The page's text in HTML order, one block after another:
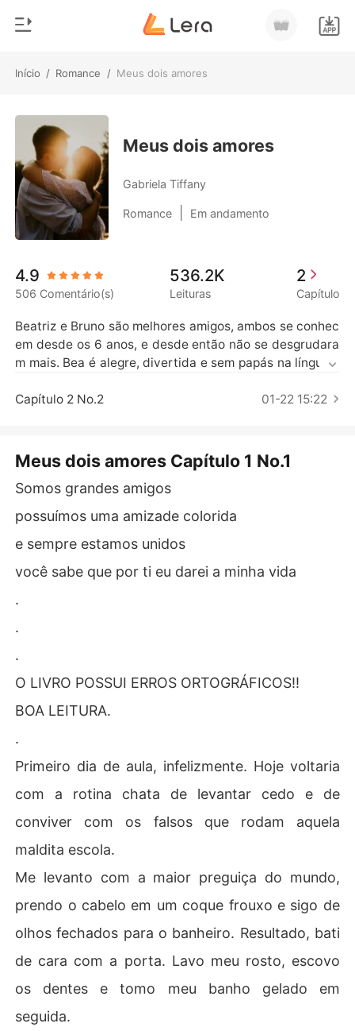
Início / Romance / Meus dois amores
Loja
Histórico
Sair
Baixar App
Gênero
Moderno
Lobisomem
Contos
Bilionários
Contos Curtos
Meus dois amores
Gabriela Tiffany
Romance Em andamento
4.9
506 Comentário(s)
536.2K
Leituras
2
Capítulo
Beatriz e Bruno são melhores amigos, ambos se conhec
em desde os 6 anos, e desde então não se desgrudara
m mais. Bea é alegre, divertida e sem papás na línguas.
Bea e Bruno são amigos íntimos, trocam de roupa na fre
e ficar ao mesmo tempo, como uma espécie de amizad
e colorida entre eles.
Só que Bea não poderá contar nada para ninguém e o p
rincipal.. jamais confundir seus sentimentos. será mesm
o que isso vai acontecer?
Capítulo 2 No.2 01-22 15:22
Meus dois amores Capítulo 1 No.1
Somos grandes amigos
possuímos uma amizade colorida
e sempre estamos unidos
você sabe que por ti eu darei a minha vida
.
.
.
O LIVRO POSSUI ERROS ORTOGRÁFICOS!!
BOA LEITURA.
.
Primeiro dia de aula, infelizmente. Hoje voltaria
com a rotina chata de levantar cedo e de
conviver com os falsos que rodam aquela
maldita escola.
Me levanto com a maior preguiça do mundo,
prendo o cabelo em um coque frouxo e sigo de
olhos fechados para o banheiro. Resultado, bati
de cara com a porta. Lavo meu rosto, escovo
os dentes e tomo meu banho gelado em
seguida.